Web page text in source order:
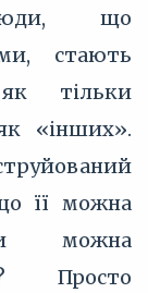
що
стають
тільки
«інших».
її можна
можна
Просто